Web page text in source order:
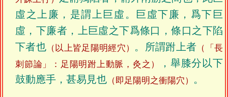
虛之上廉，是謂上巨虛。巨虛下廉，爲下巨
虛，下廉者，上巨虛之下爲條口，條口之下陷
下者也 （以上皆足陽明經穴） 。所謂跗上者 （「長
刺節論」：足陽明跗上動脈，灸之）
，舉膝分以下
鼓動應手，甚易見也 （即足陽明之衝陽穴） 。